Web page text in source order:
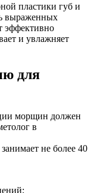
пластики губ и
выраженных
эффективно
и увлажняет
для
морщин должен
в
не более 40